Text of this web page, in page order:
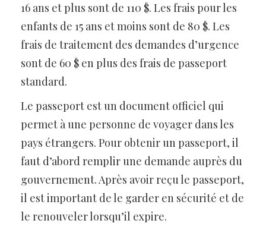
16 ans et plus sont de 110 $. Les frais pour les
enfants de 15 ans et moins sont de 80 $. Les
frais de traitement des demandes d’urgence
sont de 60 $ en plus des frais de passeport
standard.
Le passeport est un document officiel qui
permet à une personne de voyager dans les
pays étrangers. Pour obtenir un passeport, il
faut d’abord remplir une demande auprès du
gouvernement. Après avoir reçu le passeport,
il est important de le garder en sécurité et de
le renouveler lorsqu’il expire.